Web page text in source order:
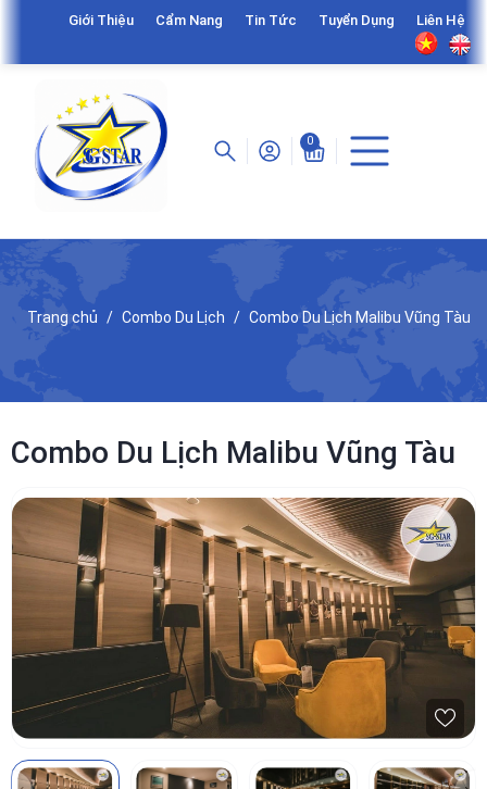
Giới Thiệu Cẩm Nang Tin Tức Tuyển Dụng Liên Hệ
0
Trang chủ Combo Du Lịch Combo Du Lịch Malibu Vũng Tàu
Combo Du Lịch Malibu Vũng Tàu